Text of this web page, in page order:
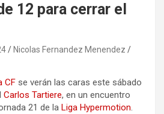
12 para cerrar el
Nicolas Fernandez Menendez
CF se verán las caras este sábado
Carlos Tartiere, en un encuentro
21 de la Liga Hypermotion.